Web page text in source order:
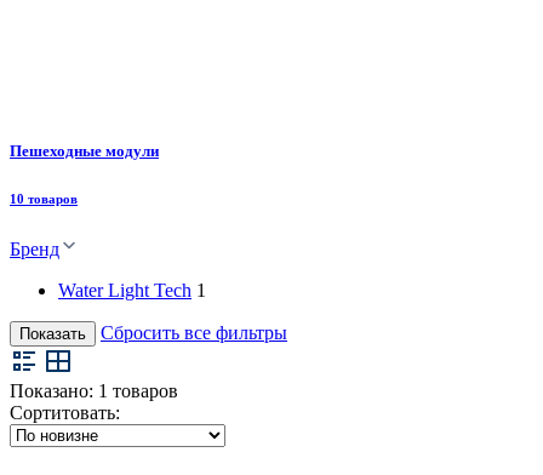
Пешеходные модули
10 товаров
Бренд
Water Light Tech 1
Показать Сбросить все фильтры
Показано: 1 товаров
Сортитовать: